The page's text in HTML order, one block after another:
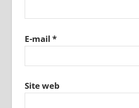
E-mail *
Site web